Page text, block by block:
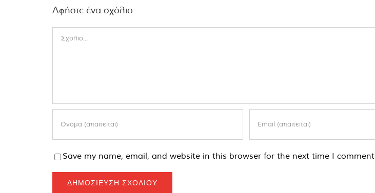
Αφήστε ένα σχόλιο
Save my name, email, and website in this browser for the next time I comment.